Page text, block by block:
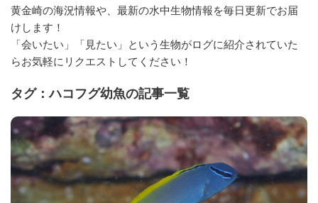
黄金崎の海況情報や、最新の水中生物情報を毎日更新でお届
けします！
「会いたい」「見たい」という生物がログに紹介されていた
らお気軽にリクエストしてください！
タグ：ハコフグ幼魚の記事一覧